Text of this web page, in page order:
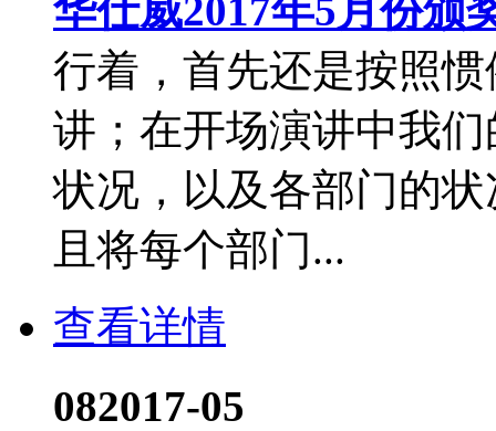
华仕威2017年5月份颁
行着，首先还是按照
讲；在开场演讲中我
状况，以及各部门的
且将每个部门...
查看详情
082017-05